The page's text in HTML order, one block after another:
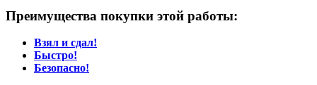
Преимущества покупки этой работы:
Взял и сдал!
Быстро!
Безопасно!